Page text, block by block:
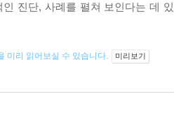
인 진단, 사례를 펼쳐 보인다는 데
미리 읽어보실 수 있습니다. 미리보기